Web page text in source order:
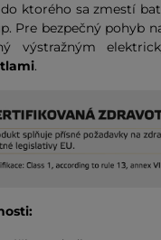
ktorého sa zmestí
Pre bezpečný pohyb
výstražným
.